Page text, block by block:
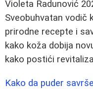
Violeta Radunović
Sveobuhvatan vodič
prirodne recepte i
kako koža dobija
kako postići
Kako da puder